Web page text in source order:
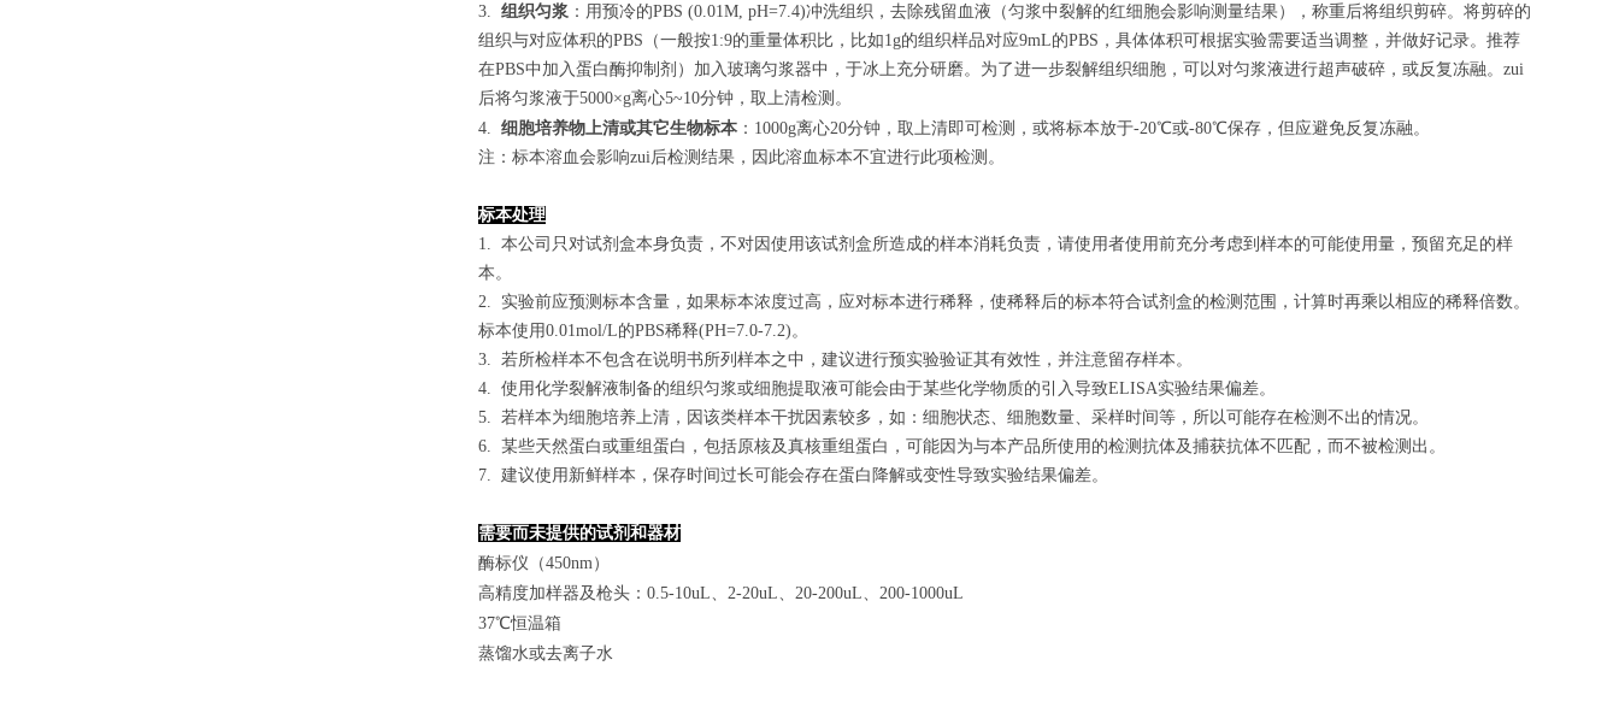
3. 组织匀浆 ：用预冷的PBS (0.01M, pH=7.4)冲洗组织，去除残留血液（匀浆中裂解的红细胞会影响测量结果），称重后将组织剪碎。将剪碎的
组织与对应体积的PBS（一般按1:9的重量体积比，比如1g的组织样品对应9mL的PBS，具体体积可根据实验需要适当调整，并做好记录。推荐
在PBS中加入蛋白酶抑制剂）加入玻璃匀浆器中，于冰上充分研磨。为了进一步裂解组织细胞，可以对匀浆液进行超声破碎，或反复冻融。zui
后将匀浆液于5000×g离心5~10分钟，取上清检测。
4. 细胞培养物上清或其它生物标本 ：1000g离心20分钟，取上清即可检测，或将标本放于-20℃或-80℃保存，但应避免反复冻融。
注：标本溶血会影响zui后检测结果，因此溶血标本不宜进行此项检测。
标本处理
1. 本公司只对试剂盒本身负责，不对因使用该试剂盒所造成的样本消耗负责，请使用者使用前充分考虑到样本的可能使用量，预留充足的样
本。
2. 实验前应预测标本含量，如果标本浓度过高，应对标本进行稀释，使稀释后的标本符合试剂盒的检测范围，计算时再乘以相应的稀释倍数。
标本使用0.01mol/L的PBS稀释(PH=7.0-7.2)。
3. 若所检样本不包含在说明书所列样本之中，建议进行预实验验证其有效性，并注意留存样本。
4. 使用化学裂解液制备的组织匀浆或细胞提取液可能会由于某些化学物质的引入导致ELISA实验结果偏差。
5. 若样本为细胞培养上清，因该类样本干扰因素较多，如：细胞状态、细胞数量、采样时间等，所以可能存在检测不出的情况。
6. 某些天然蛋白或重组蛋白，包括原核及真核重组蛋白，可能因为与本产品所使用的检测抗体及捕获抗体不匹配，而不被检测出。
7. 建议使用新鲜样本，保存时间过长可能会存在蛋白降解或变性导致实验结果偏差。
需要而未提供的试剂和器材
酶标仪（450nm）
高精度加样器及枪头：0.5-10uL、2-20uL、20-200uL、200-1000uL
37℃恒温箱
蒸馏水或去离子水